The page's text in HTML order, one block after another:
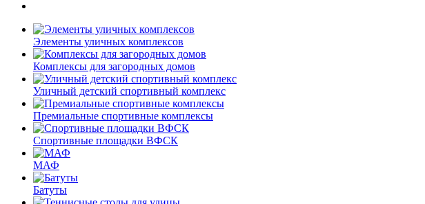
Элементы уличных комплексов
Комплексы для загородных домов
Уличный детский спортивный комплекс
Премиальные спортивные комплексы
Спортивные площадки ВФСК
МАФ
Батуты